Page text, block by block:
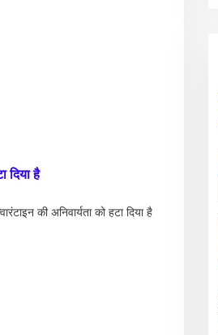
दिया है
की अनिवार्यता को हटा दिया है